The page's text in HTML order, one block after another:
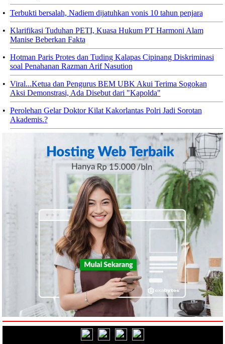
• Terbukti bersalah, Nadiem dijatuhkan vonis 10 tahun penjara
• Klarifikasi Tuduhan PETI, Kuasa Hukum PT Harmoni Alam
Manise Beberkan Fakta
• Hotman Paris Protes dan Tuding Kalapas Cipinang Diskriminasi
soal Penahanan Razman Arif Nasution
• Viral...Ketua dan Pengurus BEM UBK Akui Terima Sogokan
Aksi Demonstrasi, Ada Disebut dari "Kapolda"
• Perolehan Gelar Doktor Kilat Kakorlantas Polri Jadi Sorotan
Akademis.?